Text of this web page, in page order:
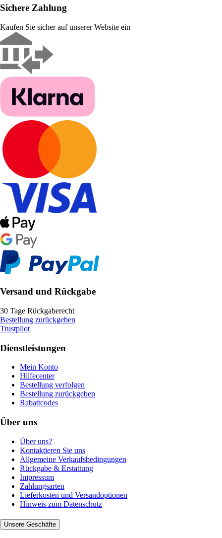
Sichere Zahlung
Kaufen Sie sicher auf unserer Website ein
Versand und Rückgabe
30 Tage Rückgaberecht
Bestellung zurückgeben
Trustpilot
Dienstleistungen
Mein Konto
Hilfecenter
Bestellung verfolgen
Bestellung zurückgeben
Rabattcodes
Über uns
Über uns?
Kontaktieren Sie uns
Allgemeine Verkaufsbedingungen
Rückgabe & Erstattung
Impressum
Zahlungsarten
Lieferkosten und Versandoptionen
Hinweis zum Datenschutz
Unsere Geschäfte